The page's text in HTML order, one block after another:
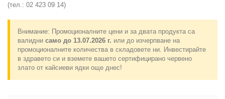
(тел.: 02 423 09 14)
Внимание: Промоционалните цени и за двата продукта са
валидни само до 13.07.2026 г. или до изчерпване на
промоционалните количества в складовете ни. Инвестирайте
в здравето си и вземете вашето сертифицирано червено
злато от кайсиеви ядки още днес!